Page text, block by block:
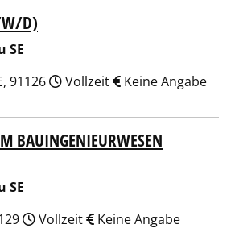
W/D)
SE
91126
Vollzeit Keine Angabe
BAUINGENIEURWESEN
SE
Vollzeit Keine Angabe